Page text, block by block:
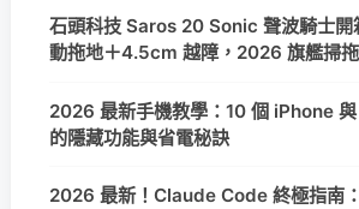
石頭科技 Saros 20 Sonic 聲波騎士開
動拖地＋4.5cm 越障，2026 旗艦掃
2026 最新手機教學：10 個 iPhone
的隱藏功能與省電秘訣
2026 最新！Claude Code 終極指南